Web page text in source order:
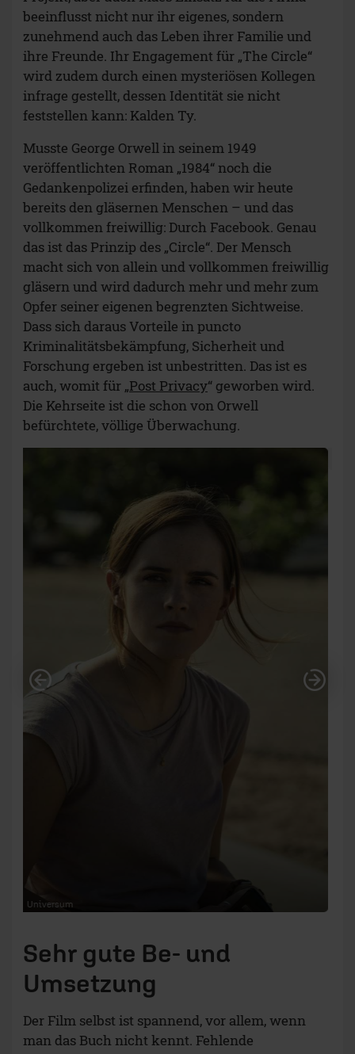
beeinflusst nicht nur ihr eigenes, sondern
zunehmend auch das Leben ihrer Familie und
ihre Freunde. Ihr Engagement für „The Circle“
wird zudem durch einen mysteriösen Kollegen
infrage gestellt, dessen Identität sie nicht
feststellen kann: Kalden Ty.
Musste George Orwell in seinem 1949
veröffentlichten Roman „1984“ noch die
Gedankenpolizei erfinden, haben wir heute
bereits den gläsernen Menschen – und das
vollkommen freiwillig: Durch Facebook. Genau
das ist das Prinzip des „Circle“. Der Mensch
macht sich von allein und vollkommen freiwillig
gläsern und wird dadurch mehr und mehr zum
Opfer seiner eigenen begrenzten Sichtweise.
Dass sich daraus Vorteile in puncto
Kriminalitätsbekämpfung, Sicherheit und
Forschung ergeben ist unbestritten. Das ist es
auch, womit für „Post Privacy“ geworben wird.
Die Kehrseite ist die schon von Orwell
befürchtete, völlige Überwachung.
Mae Holland ist skeptisch geworden
Vorheriges
Sehr gute Be- und
Umsetzung
Der Film selbst ist spannend, vor allem, wenn
Handlungsstränge und Personen werden den
Emma Watson ist als Protagonistin Mae Holland
nicht nur Eye-Candy, sondern vor allem eine
Berechnung angeht. Superstar Tom Hanks als
Firmenleiter Eamon Bailey tritt vergleichsweise
spät in Erscheinung, füllt jedoch seine Rolle –
wie nicht anders zu erwarten – perfekt aus.
Aufstrebende Jung- und Serienstars sind auch